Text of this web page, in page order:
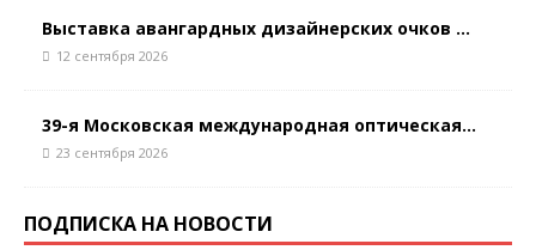
Выставка авангардных дизайнерских очков ...
12 сентября 2026
39-я Московская международная оптическая...
23 сентября 2026
ПОДПИСКА НА НОВОСТИ